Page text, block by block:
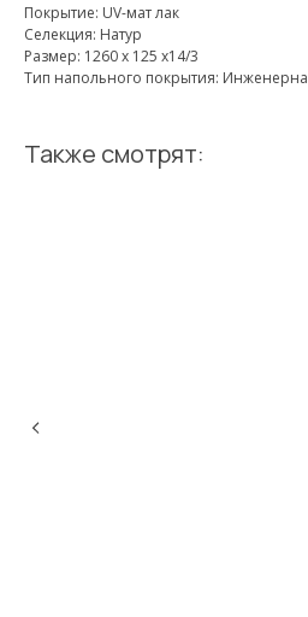
Покрытие: UV-мат лак
Селекция: Натур
Размер: 1260 х 125 х14/3
Тип напольного покрытия:
Также смотрят: